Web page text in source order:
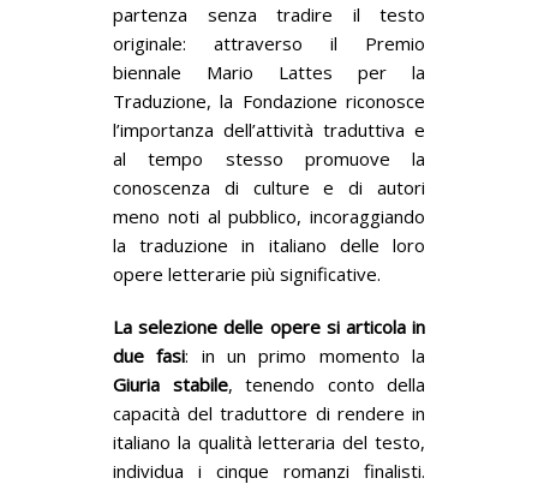
partenza senza tradire il testo
originale: attraverso il Premio
biennale Mario Lattes per la
Traduzione, la Fondazione riconosce
l’importanza dell’attività traduttiva e
al tempo stesso promuove la
conoscenza di culture e di autori
meno noti al pubblico, incoraggiando
la traduzione in italiano delle loro
opere letterarie più significative.
La selezione delle opere si articola in
due fasi: in un primo momento la
Giuria stabile, tenendo conto della
capacità del traduttore di rendere in
italiano la qualità letteraria del testo,
individua i cinque romanzi finalisti.